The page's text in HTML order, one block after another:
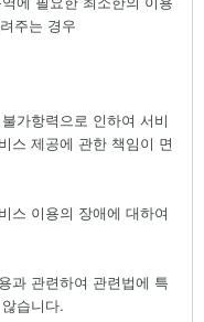
주는 경우
가항력으로 인하여 서비
스 제공에 관한 책임이 면
스 이용의 장애에 대하여
과 관련하여 관련법에 특
습니다.